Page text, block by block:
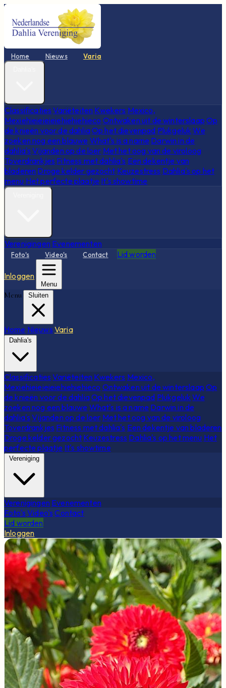
Home Nieuws Varia
Classificaties Variëteiten Kwekers Mexico,
Mexiehieieieieiehiehiehieco Ontwaken uit de winterslaap Op
de knieën voor de dahliaOp het dievenpad Plukgeluk We
zoeken nog een blauwe What's is a name Darwin in de
dahlia's Vijanden op de loer Met het oog van de viroloog
Toverdrankjes Fitness met dahlia's Een dekentje van
bladeren Droge kelder gezocht Keuzestress Dahlia's op het
menu Het perfecte plaatje It's showtime
Verenigingen Evenementen
Foto's Video's Contact Lid worden
Inloggen
Menu
Menu Sluiten
Home Nieuws Varia
Dahlia's
Classificaties Variëteiten Kwekers Mexico,
Mexiehieieieieiehiehiehieco Ontwaken uit de winterslaap Op
de knieën voor de dahliaOp het dievenpad Plukgeluk We
zoeken nog een blauwe What's is a name Darwin in de
dahlia's Vijanden op de loer Met het oog van de viroloog
Toverdrankjes Fitness met dahlia's Een dekentje van bladeren
Droge kelder gezocht Keuzestress Dahlia's op het menu Het
perfecte plaatje It's showtime
Vereniging
Verenigingen Evenementen
Foto's Video's Contact
Lid worden
Inloggen